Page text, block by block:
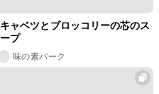
キャベツとブロッコリーの芯のス
ープ
味の素パーク